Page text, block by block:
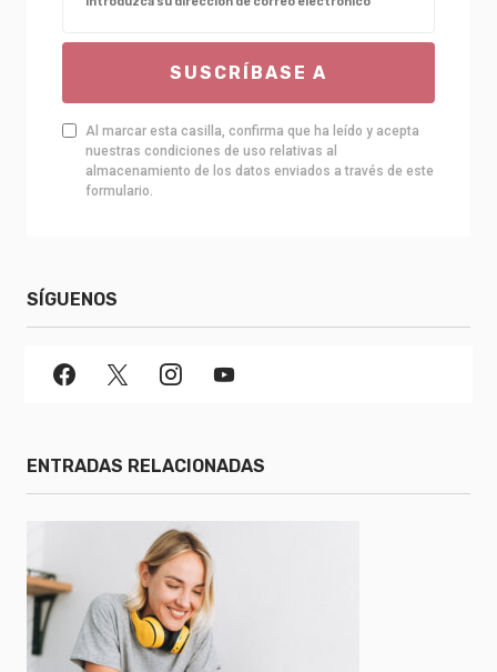
SUSCRÍBASE A
Al marcar esta casilla, confirma que ha leído y acepta
nuestras condiciones de uso relativas al
almacenamiento de los datos enviados a través de este
formulario.
SÍGUENOS
ENTRADAS RELACIONADAS